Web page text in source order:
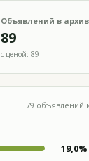
Объявлений в
89
с ценой: 89
79 объявлений
19,0%